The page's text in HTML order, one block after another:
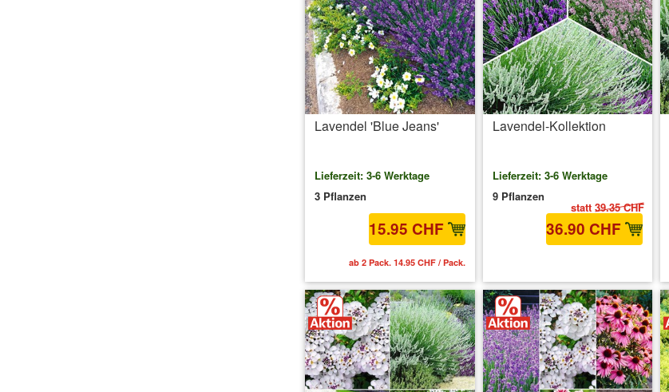
Lavendel 'Blue Jeans'
Lieferzeit: 3-6 Werktage
3 Pflanzen
15.95 CHF
ab 2 Pack. 14.95 CHF / Pack.
Lavendel-Kollektion
statt 39.35 CHF
Lieferzeit: 3-6 Werktage
9 Pflanzen
36.90 CHF